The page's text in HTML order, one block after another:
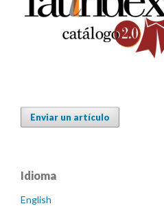
Enviar un artículo
Idioma
English